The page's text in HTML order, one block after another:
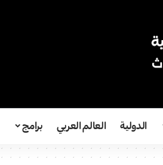
الدولية العالم العربي برامج